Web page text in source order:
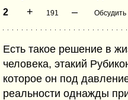
2 + 191 – Обсудить
Есть такое решение в
человека, этакий
которое он под
реальности однажды